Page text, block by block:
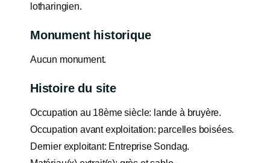
lotharingien.
Monument historique
Aucun monument.
Histoire du site
Occupation au 18ème siècle: lande à bruyère.
Occupation avant exploitation: parcelles boisées.
Dernier exploitant: Entreprise Sondag.